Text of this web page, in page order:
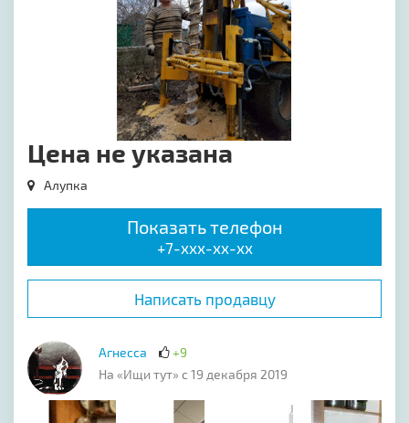
Цена не указана
Алупка
Показать телефон
+7-xxx-xx-xx
Написать продавцу
Агнесса
+9
На «Ищи тут» с 19 декабря 2019